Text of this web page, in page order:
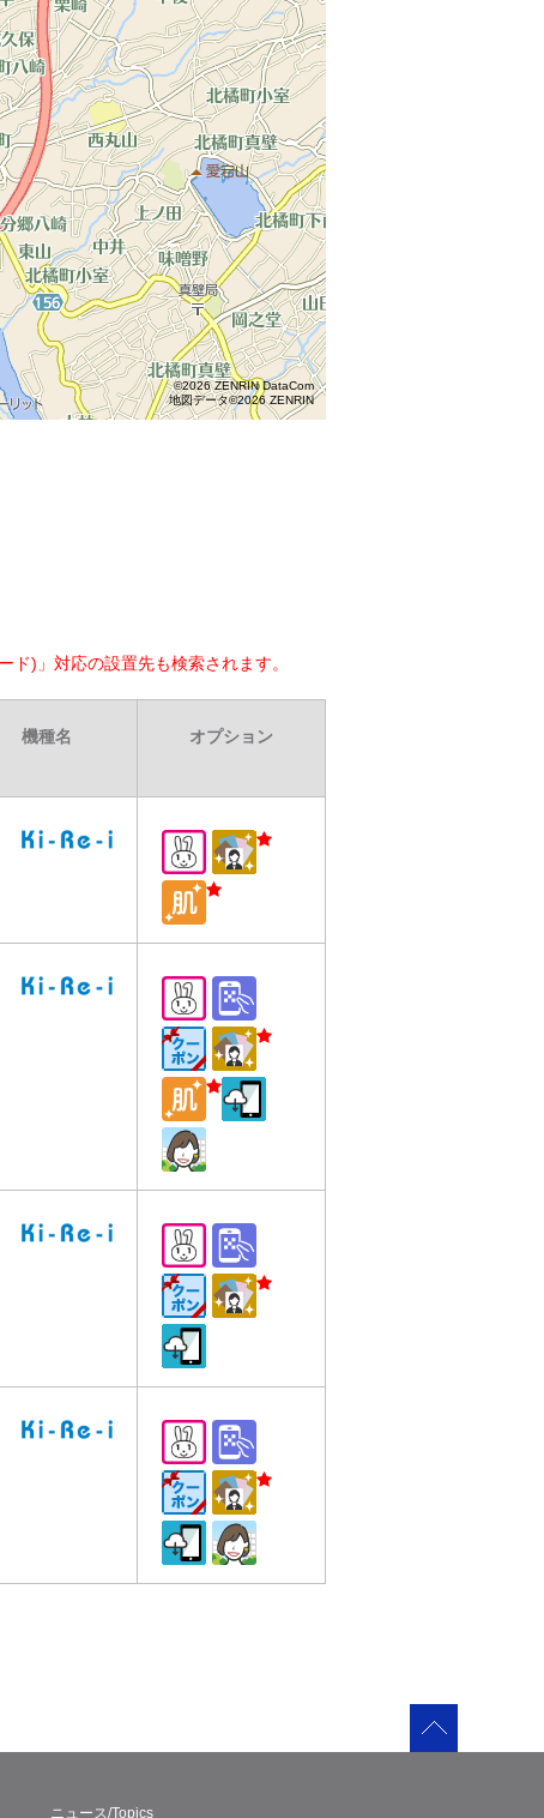
©2026 ZENRIN DataCom
地図データ©2026 ZENRIN
ド)」対応の設置先も検索されます。
機種名 オプション
ニュース/Topics